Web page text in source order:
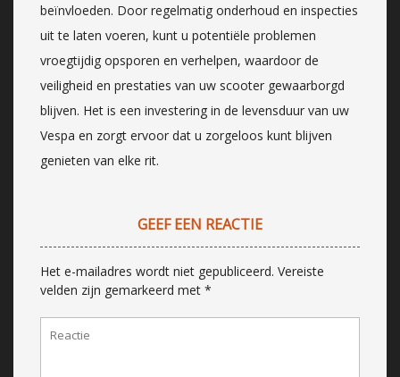
beïnvloeden. Door regelmatig onderhoud en inspecties
uit te laten voeren, kunt u potentiële problemen
vroegtijdig opsporen en verhelpen, waardoor de
veiligheid en prestaties van uw scooter gewaarborgd
blijven. Het is een investering in de levensduur van uw
Vespa en zorgt ervoor dat u zorgeloos kunt blijven
genieten van elke rit.
GEEF EEN REACTIE
Het e-mailadres wordt niet gepubliceerd. Vereiste
velden zijn gemarkeerd met *